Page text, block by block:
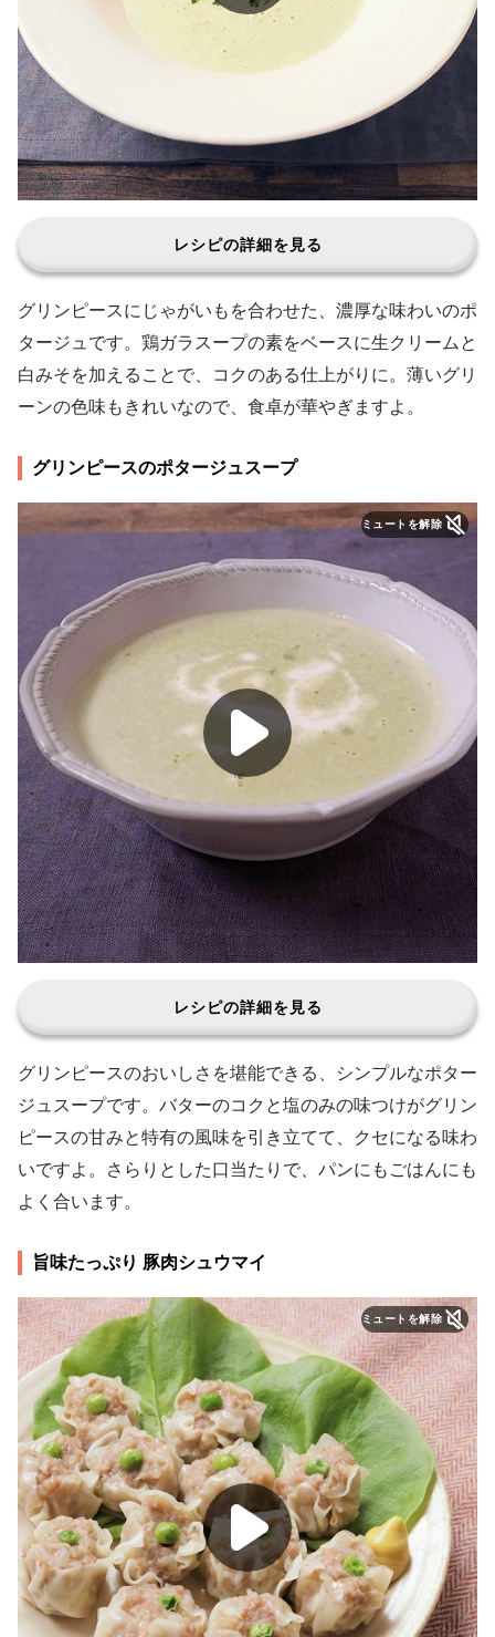
レシピの詳細を見る
グリンピースにじゃがいもを合わせた、濃厚な味わいのポ
タージュです。鶏ガラスープの素をベースに生クリームと
白みそを加えることで、コクのある仕上がりに。薄いグリ
ーンの色味もきれいなので、食卓が華やぎますよ。
グリンピースのポタージュスープ
ミュートを解除
レシピの詳細を見る
グリンピースのおいしさを堪能できる、シンプルなポター
ジュスープです。バターのコクと塩のみの味つけがグリン
ピースの甘みと特有の風味を引き立てて、クセになる味わ
いですよ。さらりとした口当たりで、パンにもごはんにも
よく合います。
旨味たっぷり 豚肉シュウマイ
ミュートを解除